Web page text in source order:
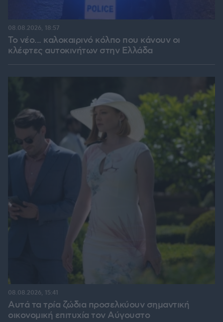
Το νέο... καλοκαιρινό κόλπο που κάνουν οι
κλέφτες αυτοκινήτων στην Ελλάδα
08.08.2026, 18:57
Αυτά τα τρία ζώδια προσελκύουν σημαντική
οικονομική επιτυχία τον Αύγουστο
08.08.2026, 15:41